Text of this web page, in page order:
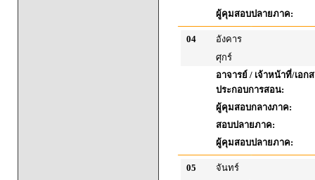
ผู้คุมสอบปลายภาค:
04
อังคาร
ศุกร์
อาจารย์ / เจ้าหน้าที่/เอก
ประกอบการสอน:
ผู้คุมสอบกลางภาค:
สอบปลายภาค:
ผู้คุมสอบปลายภาค:
05
จันทร์